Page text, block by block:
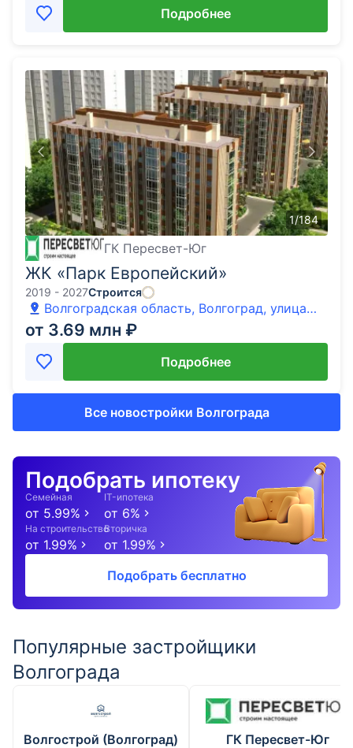
Подробнее
1/184
ГК Пересвет-Юг
ЖК «Парк Европейский»
2019 - 2027Строится
Волгоградская область, Волгоград, улица
64-й Армии
от 3.69 млн ₽
Подробнее
Все новостройки Волгограда
Подобрать ипотеку
Семейная
от 5.99%
IT-ипотека
от 6%
На строительство
от 1.99%
Вторичка
от 1.99%
Подобрать бесплатно
Популярные застройщики
Волгограда
Волгострой (Волгоград)
ГК Пересвет-Юг